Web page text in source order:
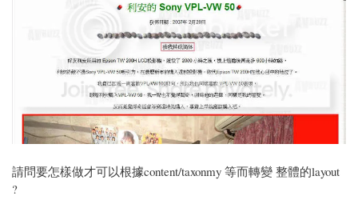
請問要怎樣做才可以根據content/taxonmy 等而轉變 整體的layout
?